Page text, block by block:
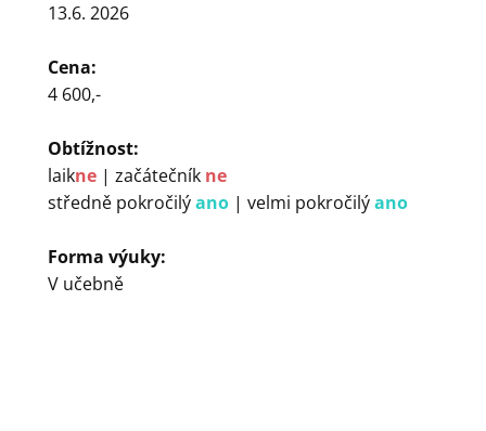
13.6. 2026
Cena:
4 600,-
Obtížnost:
laikne | začátečník ne
středně pokročilýano | velmi pokročilýano
Forma výuky:
V učebně